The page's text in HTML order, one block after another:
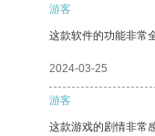
游客
这款软件的功能非常
2024-03-25
游客
这款游戏的剧情非常